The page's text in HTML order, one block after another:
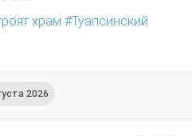
храм
Туапсинский
2026